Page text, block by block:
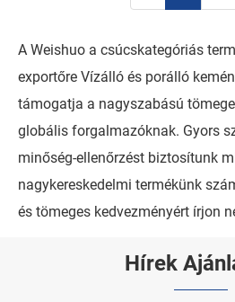
A Weishuo a csúcskategóriás
exportőre Vízálló és porálló
támogatja a nagyszabású
globális forgalmazóknak. Gyors
minőség-ellenőrzést biztosítunk
nagykereskedelmi termékünk
és tömeges kedvezményért írjon
Hírek